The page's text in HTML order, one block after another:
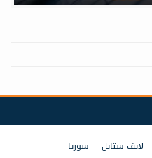
لايف ستايل سوريا